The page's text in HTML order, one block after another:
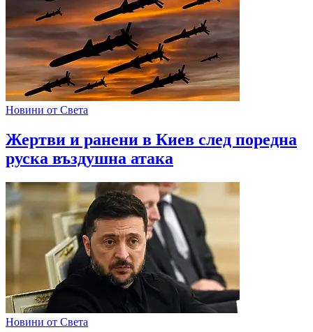
Новини от Света
Жертви и ранени в Киев след поредна
руска въздушна атака
Новини от Света